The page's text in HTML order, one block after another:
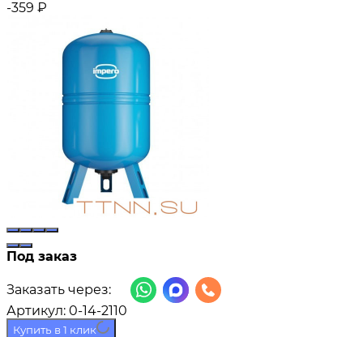
-359 ₽
Под заказ
Заказать через:
Артикул: 0-14-2110
Купить в 1 клик